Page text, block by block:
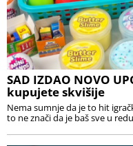
SAD IZDAO NOVO
kupujete skvišije
Nema sumnje da je to hit
to ne znači da je baš sve u